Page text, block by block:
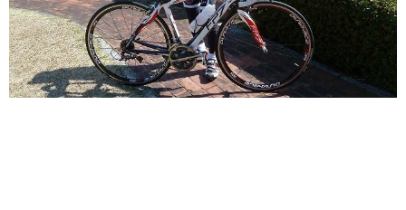
CONTACT
お問い合わせ
RECRUIT